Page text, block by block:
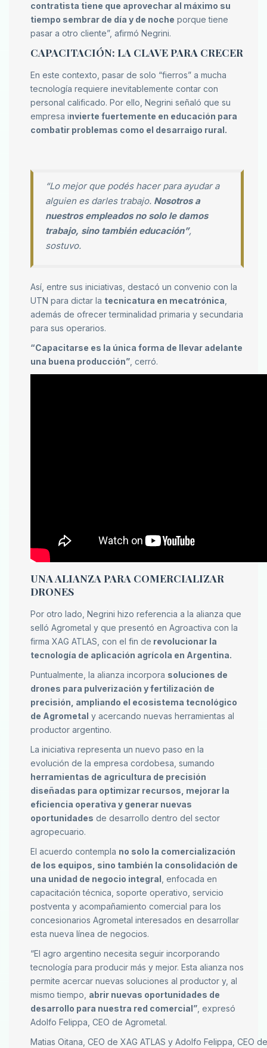
contratista tiene que aprovechar al máximo su
tiempo sembrar de día y de noche porque tiene
pasar a otro cliente”, afirmó Negrini.
CAPACITACIÓN: LA CLAVE PARA CRECER
En este contexto, pasar de solo “fierros” a mucha
tecnología requiere inevitablemente contar con
personal calificado. Por ello, Negrini señaló que su
empresa invierte fuertemente en educación para
combatir problemas como el desarraigo rural.
“Lo mejor que podés hacer para ayudar a
alguien es darles trabajo. Nosotros a
nuestros empleados no solo le damos
trabajo, sino también educación”,
sostuvo.
Así, entre sus iniciativas, destacó un convenio con la
UTN para dictar la tecnicatura en mecatrónica
además de ofrecer terminalidad primaria y secundaria
para sus operarios.
“Capacitarse es la única forma de llevar adelante
una buena producción” , cerró.
UNA ALIANZA PARA COMERCIALIZAR
DRONES
Por otro lado, Negrini hizo referencia a la alianza que
selló Agrometal y que presentó en Agroactiva con la
firma XAG ATLAS, con el fin de revolucionar la
tecnología de aplicación agrícola en Argentina.
Puntualmente, la alianza incorpora soluciones de
drones para pulverización y fertilización de
precisión, ampliando el ecosistema tecnológico
de Agrometal y acercando nuevas herramientas al
productor argentino.
La iniciativa representa un nuevo paso en la
evolución de la empresa cordobesa, sumando
herramientas de agricultura de precisión
diseñadas para optimizar recursos, mejorar la
eficiencia operativa y generar nuevas
oportunidades de desarrollo dentro del sector
agropecuario.
El acuerdo contempla no solo la comercialización
de los equipos, sino también la consolidación de
una unidad de negocio integral , enfocada en
capacitación técnica, soporte operativo, servicio
postventa y acompañamiento comercial para los
concesionarios Agrometal interesados en desarrollar
esta nueva línea de negocios.
“El agro argentino necesita seguir incorporando
tecnología para producir más y mejor. Esta alianza nos
permite acercar nuevas soluciones al productor y, al
mismo tiempo, abrir nuevas oportunidades de
desarrollo para nuestra red comercial” , expresó
Adolfo Felippa, CEO de Agrometal.
Matias Oitana, CEO de XAG ATLAS y Adolfo Felippa, CEO